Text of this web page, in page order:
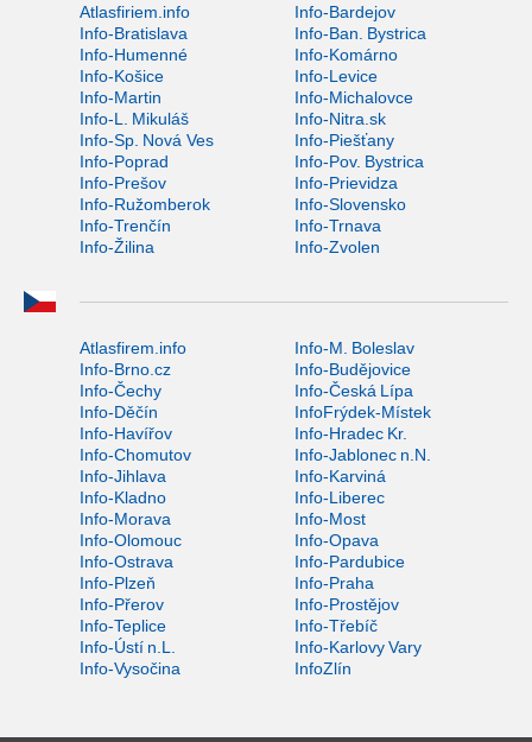
Atlasfiriem.info
Info-Bardejov
Info-Bratislava
Info-Ban. Bystrica
Info-Humenné
Info-Komárno
Info-Košice
Info-Levice
Info-Martin
Info-Michalovce
Info-L. Mikuláš
Info-Nitra.sk
Info-Sp. Nová Ves
Info-Piešťany
Info-Poprad
Info-Pov. Bystrica
Info-Prešov
Info-Prievidza
Info-Ružomberok
Info-Slovensko
Info-Trenčín
Info-Trnava
Info-Žilina
Info-Zvolen
Atlasfirem.info
Info-M. Boleslav
Info-Brno.cz
Info-Budějovice
Info-Čechy
Info-Česká Lípa
Info-Děčín
InfoFrýdek-Místek
Info-Havířov
Info-Hradec Kr.
Info-Chomutov
Info-Jablonec n.N.
Info-Jihlava
Info-Karviná
Info-Kladno
Info-Liberec
Info-Morava
Info-Most
Info-Olomouc
Info-Opava
Info-Ostrava
Info-Pardubice
Info-Plzeň
Info-Praha
Info-Přerov
Info-Prostějov
Info-Teplice
Info-Třebíč
Info-Ústí n.L.
Info-Karlovy Vary
Info-Vysočina
InfoZlín